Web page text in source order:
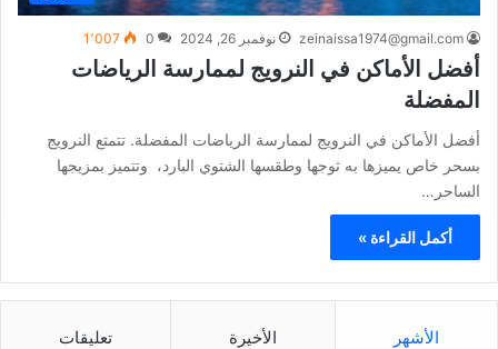
zeinaissa1974@gmail.com نوفمبر 26, 2024 0 1٬007
أفضل الأماكن في النرويج لممارسة الرياضات
المفضلة
أفضل الأماكن في النرويج لممارسة الرياضات المفضلة. تتمتع النرويج
بسحر خاص يميزها به ثوجها وطقسها الشتوي البارد، وتتميز بمزيجها
الساحر…
أكمل القراءة »
الأشهر الأخيرة تعليقات